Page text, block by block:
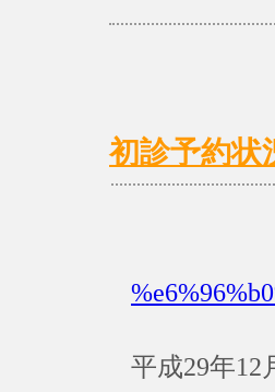
初診予約状
平成29年12